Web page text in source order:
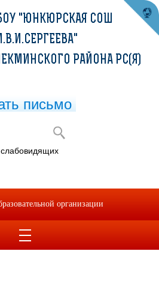
качества
Общественного
НОКО
по НОКО
"ЮНКЮРСКАЯ СОШ
РАЙОНА РС(Я)
письмо
организации